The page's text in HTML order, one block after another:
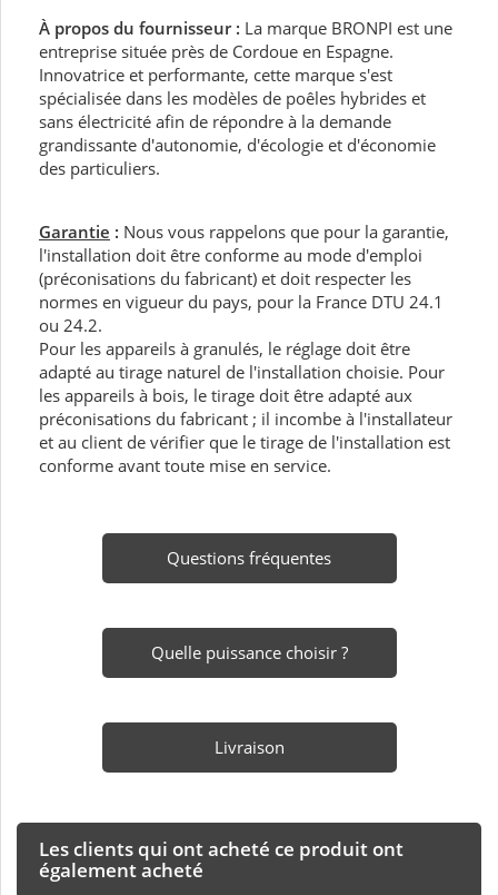
À propos du fournisseur : La marque BRONPI est une
entreprise située près de Cordoue en Espagne.
Innovatrice et performante, cette marque s'est
spécialisée dans les modèles de poêles hybrides et
sans électricité afin de répondre à la demande
grandissante d'autonomie, d'écologie et d'économie
des particuliers.
Garantie : Nous vous rappelons que pour la garantie,
l'installation doit être conforme au mode d'emploi
(préconisations du fabricant) et doit respecter les
normes en vigueur du pays, pour la France DTU 24.1
ou 24.2.
Pour les appareils à granulés, le réglage doit être
adapté au tirage naturel de l'installation choisie. Pour
les appareils à bois, le tirage doit être adapté aux
préconisations du fabricant ; il incombe à l'installateur
et au client de vérifier que le tirage de l'installation est
conforme avant toute mise en service.
Questions fréquentes
Quelle puissance choisir ?
Livraison
Les clients qui ont acheté ce produit ont
également acheté